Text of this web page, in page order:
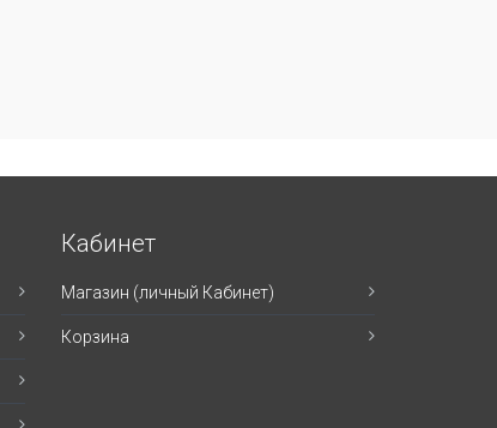
Кабинет
Магазин (личный Кабинет)
Корзина